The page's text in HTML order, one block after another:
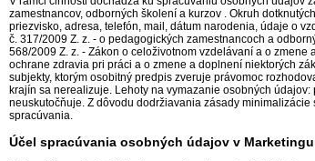
zamestnancov, odborných školení a kurzov . Okruh
priezvisko, adresa, telefón, mail, dátum narodenia, údaje o
č. 317/2009 Z. z. - o pedagogických zamestnancoch a
568/2009 Z. z. - Zákon o celoživotnom vzdelávaní a o
ochrane zdravia pri práci a o zmene a doplnení niektorých
subjekty, ktorým osobitný predpis zveruje právomoc
krajín sa nerealizuje. Lehoty na vymazanie osobných
neuskutočňuje. Z dôvodu dodržiavania zásady
spracúvania.
Účel spracúvania osobných údajov v